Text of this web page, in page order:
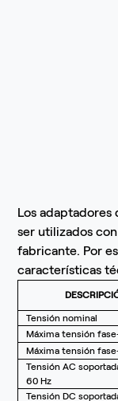
Los
ser utilizados
fabricante. Por
características
Tensión nominal
Máxima tensión
Máxima tensión
Tensión AC
60 Hz
Tensión DC